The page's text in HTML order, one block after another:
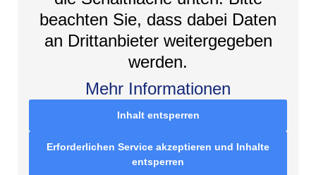
beachten Sie, dass dabei Daten
an Drittanbieter weitergegeben
werden.
Mehr Informationen
Inhalt entsperren
Erforderlichen Service akzeptieren und Inhalte
entsperren